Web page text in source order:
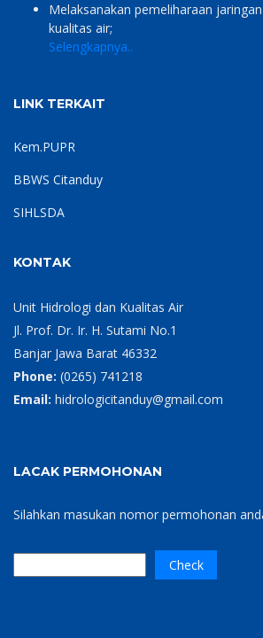
Melaksanakan pemeliharaan
kualitas air;
Selengkapnya..
LINK TERKAIT
Kem.PUPR
BBWS Citanduy
SIHLSDA
KONTAK
Unit Hidrologi dan Kualitas Air
Jl. Prof. Dr. Ir. H. Sutami No.1
Banjar Jawa Barat 46332
Phone: (0265) 741218
Email: hidrologicitanduy@gmail.com
LACAK PERMOHONAN
Silahkan masukan nomor permohonan